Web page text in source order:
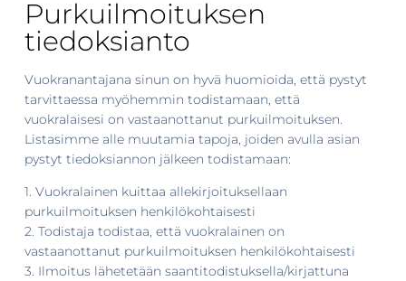
Purkuilmoituksen
tiedoksianto
Vuokranantajana sinun on hyvä huomioida, että pystyt
tarvittaessa myöhemmin todistamaan, että
vuokralaisesi on vastaanottanut purkuilmoituksen.
Listasimme alle muutamia tapoja, joiden avulla asian
pystyt tiedoksiannon jälkeen todistamaan:
1. Vuokralainen kuittaa allekirjoituksellaan
purkuilmoituksen henkilökohtaisesti
2. Todistaja todistaa, että vuokralainen on
vastaanottanut purkuilmoituksen henkilökohtaisesti
3. Ilmoitus lähetetään saantitodistuksella/kirjattuna